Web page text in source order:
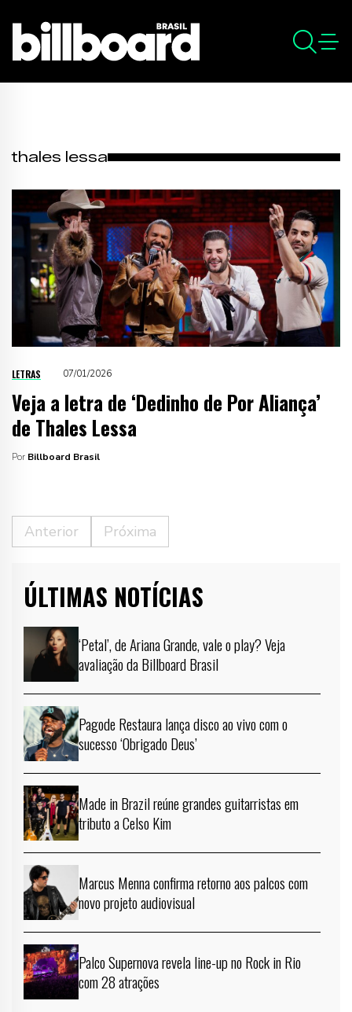
thales lessa
LETRAS 07/01/2026
Veja a letra de ‘Dedinho de Por Aliança’
de Thales Lessa
Por Billboard Brasil
Anterior Próxima
ÚLTIMAS NOTÍCIAS
‘Petal’, de Ariana Grande, vale o play? Veja
avaliação da Billboard Brasil
Pagode Restaura lança disco ao vivo com o
sucesso ‘Obrigado Deus’
Made in Brazil reúne grandes guitarristas em
tributo a Celso Kim
Marcus Menna confirma retorno aos palcos com
novo projeto audiovisual
Palco Supernova revela line-up no Rock in Rio
com 28 atrações